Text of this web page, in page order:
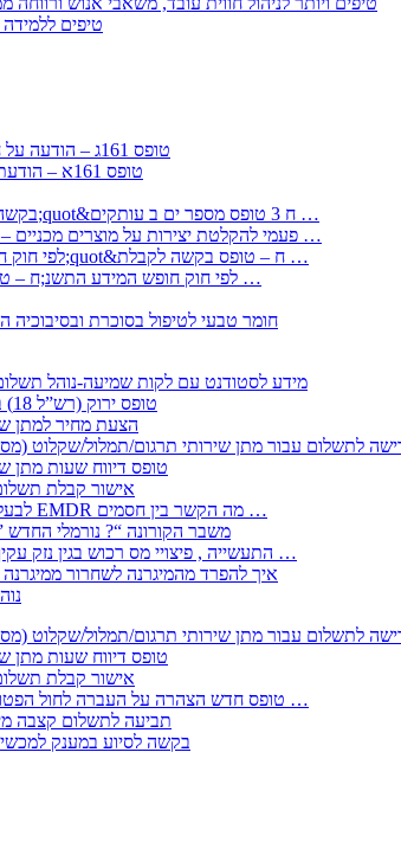
21 טיפים
טופס 161ג – הודעה על חזרה מרצף פיצויים / קיצבה
טופס 161א – הודעת עובד עקב פרישה מעבודה
: בקשה לפטור מחובת התקנת מז;quot&ח 3 טופס מספר ים ב עותקים …
) ( פעמי להקלטת יצירות על מוצרים מכניים – טופס בקשה לאישור חד …
) 1998 ( לפי חוק חופש המידע התשנ;quot&ח – טופס בקשה לקבלת …
) 1998 ( לפי חוק חופש המידע התשנ;ח – טופס בקשה לקבלת …
חומר טבעי לטיפול בסוכרת ובסיבוכיה
2350 – מידע לסטודנט עם לקות שמיעה-נוהל
טופס ירוק (רש”ל 18) בקשה להוצאת רישיון נהיגה
2352 – הצעת מחיר
דרישה לתשלום עבור מתן שירותי תרגום/תמלול/שקלוט
2356 – טופס דיווח שעות
2357 – אישור קבלת
– לבעלי עסקים ובעולם העבודה EMDR מה הקשר בין חסמים …
– משבר הקורונה “? נורמלי החדש ” ומהו ה
, התעשייה , פיצויי מס רכוש בגין נזק עקיף לענפי המסחר החקלאות …
!? איך להפרד מהמיגרנה לשחרור
דרישה לתשלום עבור מתן שירותי תרגום/תמלול/שקלוט
2356 – טופס דיווח שעות
2357 – אישור קבלת
2513-2 טופס חדש הצהרה על העברה לחול הפטורה ממס בברכה גק …
266 – תביעה לתשלום
267 – בקשה לסיוע במענק